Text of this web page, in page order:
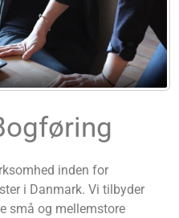
Advokater
inden for
i Danmark. Vi tilbyder
små og mellemstore